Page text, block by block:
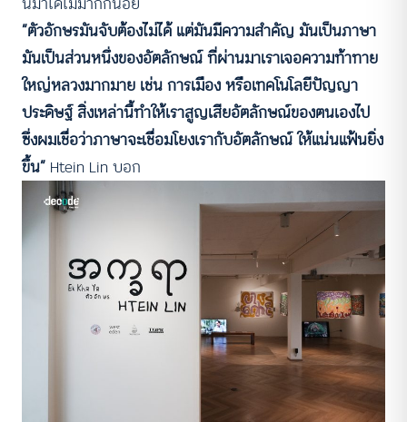
“ตัวอักษรมันจับต้องไม่ได้ แต่มันมีความสำคัญ มันเป็นภาษา
มันเป็นส่วนหนึ่งของอัตลักษณ์ ที่ผ่านมาเราเจอความท้าทาย
ใหญ่หลวงมากมาย เช่น การเมือง หรือเทคโนโลยีปัญญา
ประดิษฐ์ สิ่งเหล่านี้ทำให้เราสูญเสียอัตลักษณ์ของตนเองไป
ซึ่งผมเชื่อว่าภาษาจะเชื่อมโยงเรากับอัตลักษณ์ ให้แน่นแฟ้นยิ่ง
ขึ้น” Htein Lin บอก